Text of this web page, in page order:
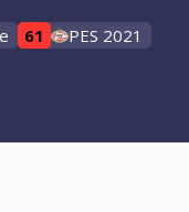
61 PES 2021